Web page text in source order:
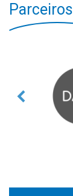
Parceiros